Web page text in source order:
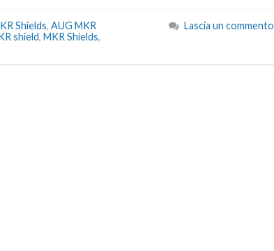
Shields, AUG MKR
shield, MKR Shields,
Lascia un commento